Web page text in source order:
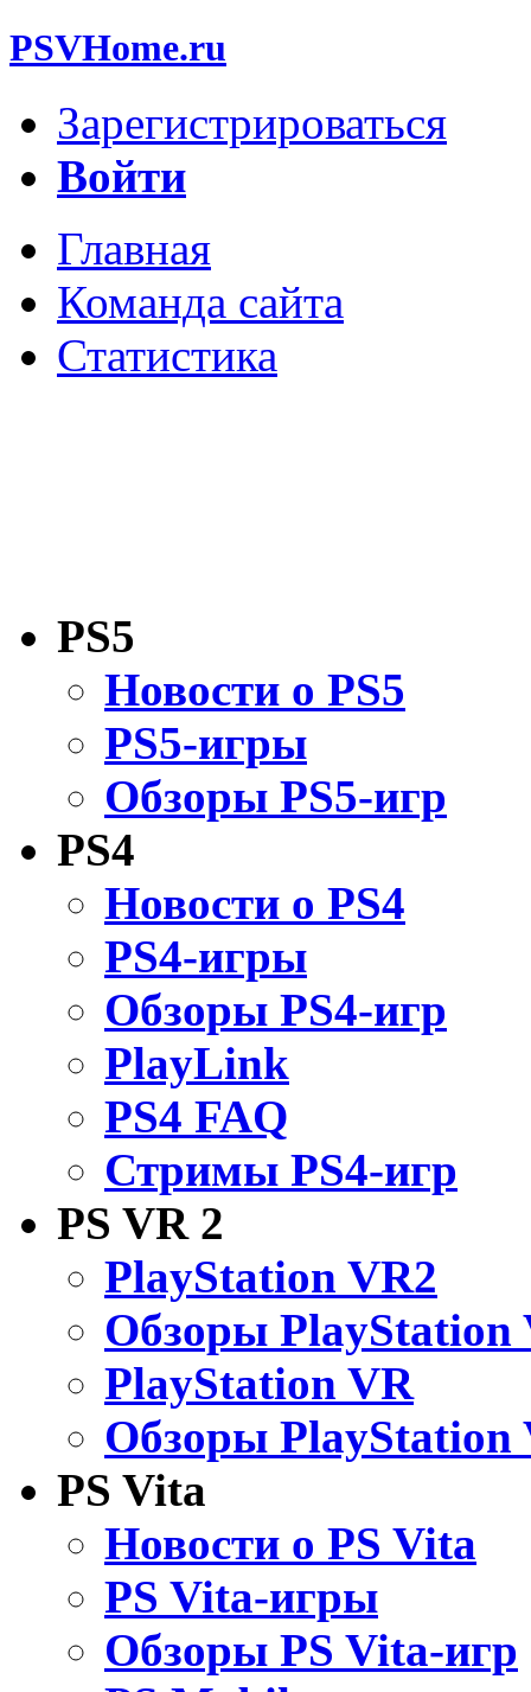
PSVHome.ru
Зарегистрироваться
Войти
Главная
Команда сайта
Статистика
PS5
Новости о PS5
PS5-игры
Обзоры PS5-игр
PS4
Новости о PS4
PS4-игры
Обзоры PS4-игр
PlayLink
PS4 FAQ
Стримы PS4-игр
PS VR 2
PlayStation VR2
Обзоры PlayStation
PlayStation VR
Обзоры PlayStation
PS Vita
Новости о PS Vita
PS Vita-игры
Обзоры PS Vita-игр